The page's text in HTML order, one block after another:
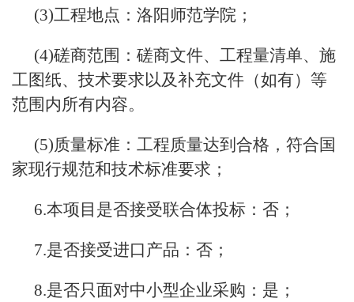
(3)工程地点：洛阳师范学院；
(4)磋商范围：磋商文件、工程量清单、施
工图纸、技术要求以及补充文件（如有）等
范围内所有内容。
(5)质量标准：工程质量达到合格，符合国
家现行规范和技术标准要求；
6.本项目是否接受联合体投标：否；
7.是否接受进口产品：否；
8.是否只面对中小型企业采购：是；